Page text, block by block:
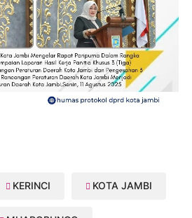
KERINCI KOTA JAMBI